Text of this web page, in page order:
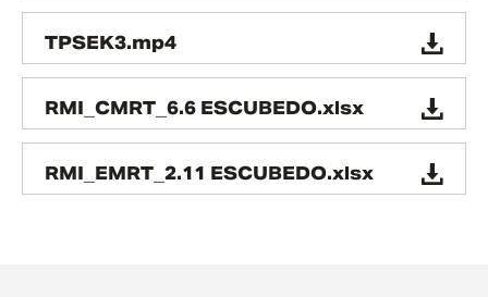
TPSEK3.mp4
RMI_CMRT_6.6 ESCUBEDO.xlsx
RMI_EMRT_2.11 ESCUBEDO.xlsx